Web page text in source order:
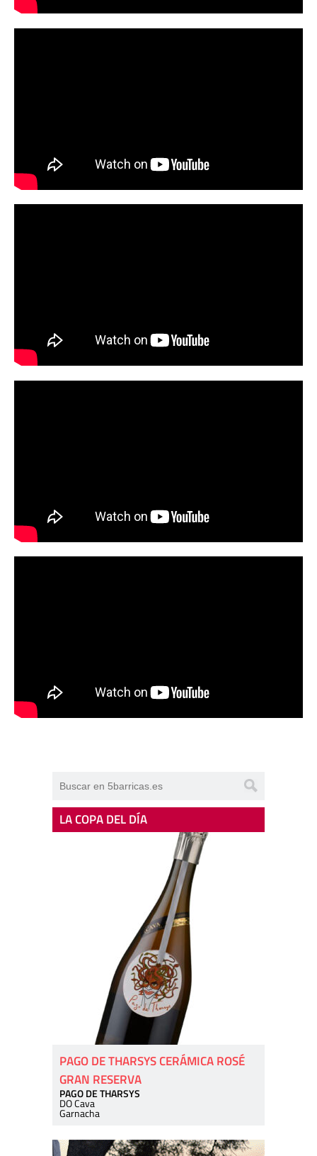
LA COPA DEL DÍA
PAGO DE THARSYS CERÁMICA ROSÉ
GRAN RESERVA
PAGO DE THARSYS
DO Cava
Garnacha